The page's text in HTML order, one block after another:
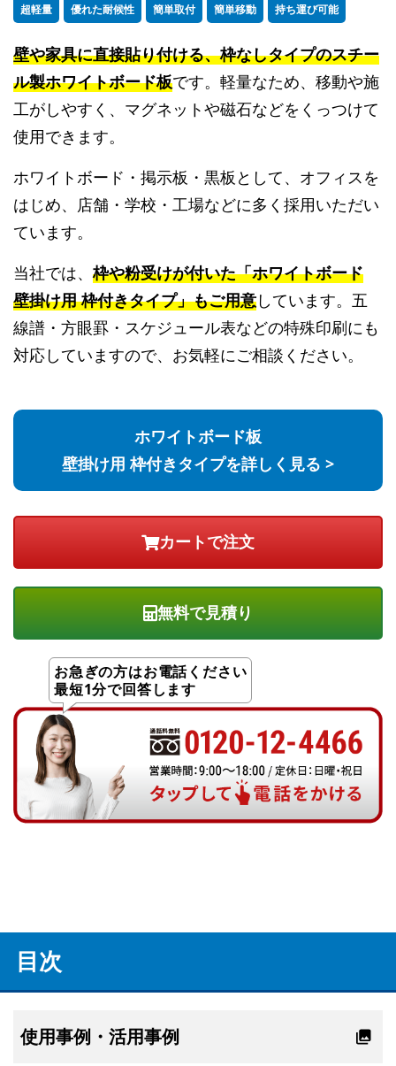
超軽量 優れた耐候性 簡単取付 簡単移動 持ち運び可能
壁や家具に直接貼り付ける、枠なしタイプのスチー
ル製ホワイトボード板です。軽量なため、移動や施
工がしやすく、マグネットや磁石などをくっつけて
使用できます。
ホワイトボード・掲示板・黒板として、オフィスを
はじめ、店舗・学校・工場などに多く採用いただい
ています。
当社では、枠や粉受けが付いた「ホワイトボード
壁掛け用 枠付きタイプ」もご用意しています。五
線譜・方眼罫・スケジュール表などの特殊印刷にも
対応していますので、お気軽にご相談ください。
ホワイトボード板
壁掛け用 枠付きタイプを詳しく見る >
無料で見積り
お急ぎの方はお電話ください
最短1分で回答します
目次
使用事例・活用事例